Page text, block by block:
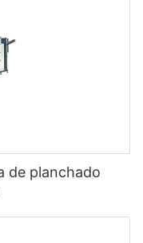
de planchado